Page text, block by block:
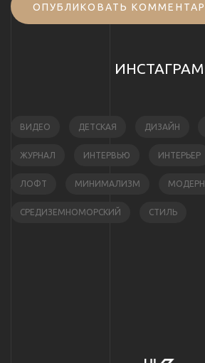
ОПУБЛИКОВАТЬ
ИНСТАГРАМ
ВИДЕО ДЕТСКАЯ ДИЗАЙН
ЖУРНАЛ ИНТЕРВЬЮ ИНТЕРЬЕР
ЛОФТ МИНИМАЛИЗМ МОДЕРН
СРЕДИЗЕМНОМОРСКИЙ СТИЛЬ